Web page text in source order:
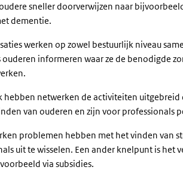
sneller doorverwijzen naar
dementie.
werken op zowel bestuurlijk niveau
informeren waar ze de benodigde
netwerken de activiteiten
van ouderen en zijn voor professionals
problemen hebben met het vinden van
uit te wisselen. Een ander knelpunt is
via subsidies.